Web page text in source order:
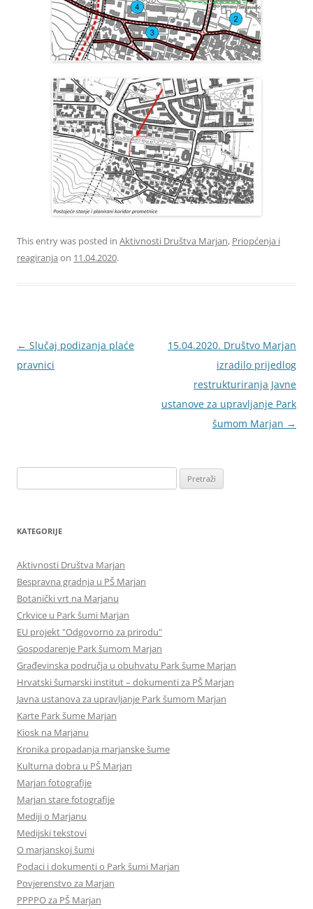
This entry was posted in Aktivnosti Društva Marjan, Priopćenja i
reagiranja on 11.04.2020.
Navigacija
objava
← Slučaj podizanja plaće
pravnici
15.04.2020. Društvo Marjan
izradilo prijedlog
restrukturiranja Javne
ustanove za upravljanje Park
šumom Marjan →
KATEGORIJE
Aktivnosti Društva Marjan
Bespravna gradnja u PŠ Marjan
Botanički vrt na Marjanu
Crkvice u Park šumi Marjan
EU projekt "Odgovorno za prirodu"
Gospodarenje Park šumom Marjan
Građevinska područja u obuhvatu Park šume Marjan
Hrvatski šumarski institut – dokumenti za PŠ Marjan
Javna ustanova za upravljanje Park šumom Marjan
Karte Park šume Marjan
Kiosk na Marjanu
Kronika propadanja marjanske šume
Kulturna dobra u PŠ Marjan
Marjan fotografije
Marjan stare fotografije
Mediji o Marjanu
Medijski tekstovi
O marjanskoj šumi
Podaci i dokumenti o Park šumi Marjan
Povjerenstvo za Marjan
PPPPO za PŠ Marjan